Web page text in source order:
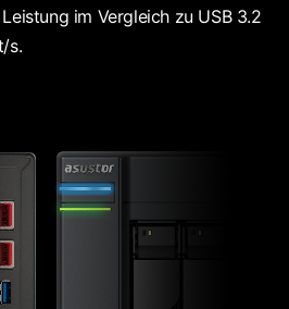
im Vergleich zu USB 3.2
s.